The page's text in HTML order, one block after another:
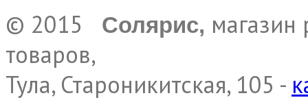
© 2015 Солярис, магазин
товаров,
Тула, Староникитская, 105 -